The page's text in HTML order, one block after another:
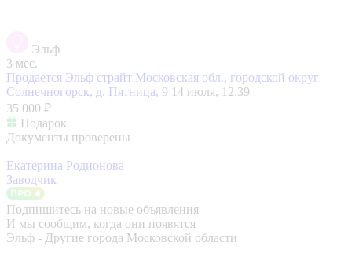
Эльф
3 мес.
Продается Эльф страйт Московская обл., городской округ
Солнечногорск, д. Пятница, 9 14 июля, 12:39
35 000 ₽
Подарок
Документы проверены
Екатерина Родионова
Заводчик
Подпишитесь на новые объявления
И мы сообщим, когда они появятся
Эльф - Другие города Московской области